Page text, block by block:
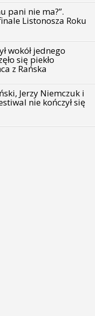
pani nie ma?”.
Listonosza Roku
wokół jednego
się piekło
z Rańska
Jerzy Niemczuk i
nie kończył się